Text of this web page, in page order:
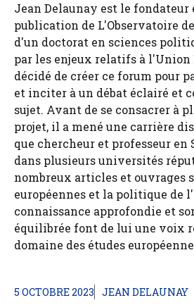
Jean Delaunay est le
publication de L'Observatoire
d'un doctorat en sciences
par les enjeux relatifs à l'Union
décidé de créer ce forum pour
et inciter à un débat éclairé et
sujet. Avant de se consacrer à
projet, il a mené une carrière
que chercheur et professeur en
dans plusieurs universités
nombreux articles et ouvrages
européennes et la politique de
connaissance approfondie et
équilibrée font de lui une voix
domaine des études
5 OCTOBRE 2023 JEAN DELAUNAY